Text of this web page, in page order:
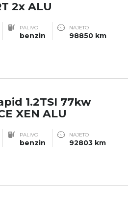
2x ALU
PALIVO
benzin
NAJETO
98850 km
1.2TSI 77kw
XEN ALU
PALIVO
benzin
NAJETO
92803 km